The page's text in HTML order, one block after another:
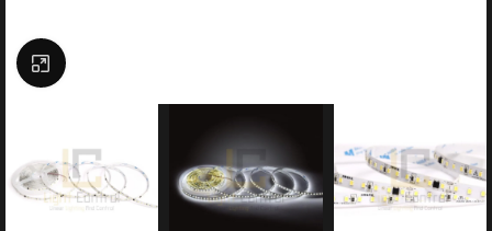
Click to enlarge